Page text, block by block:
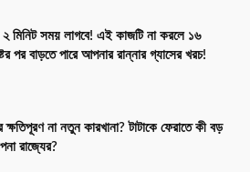
২ মিনিট সময় লাগবে! এই কাজটি না করলে ১৬
পর বাড়তে পারে আপনার রান্নার গ্যাসের খরচ!
ক্ষতিপূরণ না নতুন কারখানা? টাটাকে ফেরাতে কী বড়
রাজ্যের?